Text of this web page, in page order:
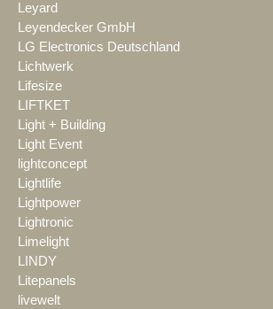
Leyard
Leyendecker GmbH
LG Electronics Deutschland
Lichtwerk
Lifesize
LIFTKET
Light + Building
Light Event
lightconcept
Lightlife
Lightpower
Lightronic
Limelight
LINDY
Litepanels
livewelt